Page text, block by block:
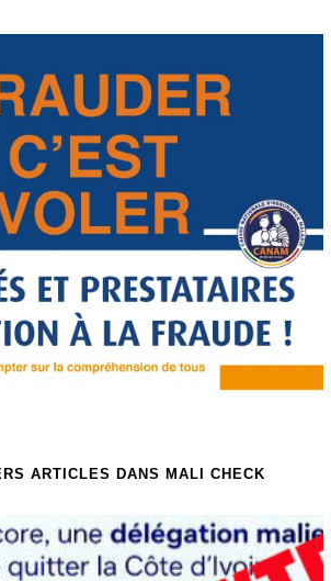
ARTICLES DANS MALI CHECK